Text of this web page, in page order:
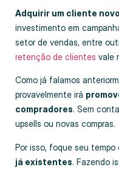
Adquirir um cliente
investimento em
setor de vendas, entre
retenção de clientes vale
Como já falamos
provavelmente irá
compradores. Sem
upsells ou novas compras.
Por isso, foque seu tempo
já existentes. Fazendo